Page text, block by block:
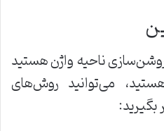
ناحیه واژن هستید
می‌توانید روش‌های
بگیرید: